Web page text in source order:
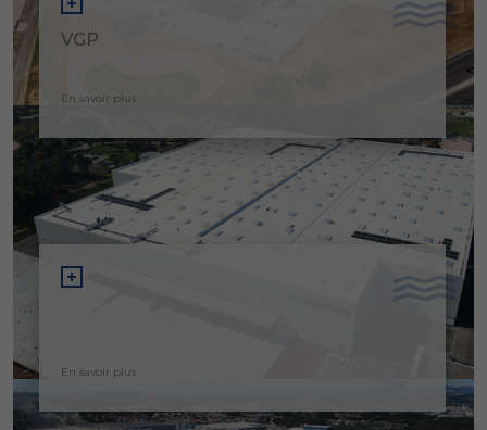
VGP
En savoir plus
En savoir plus